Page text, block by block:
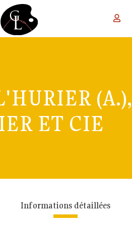
(A.),
ET CIE
Informations détaillées